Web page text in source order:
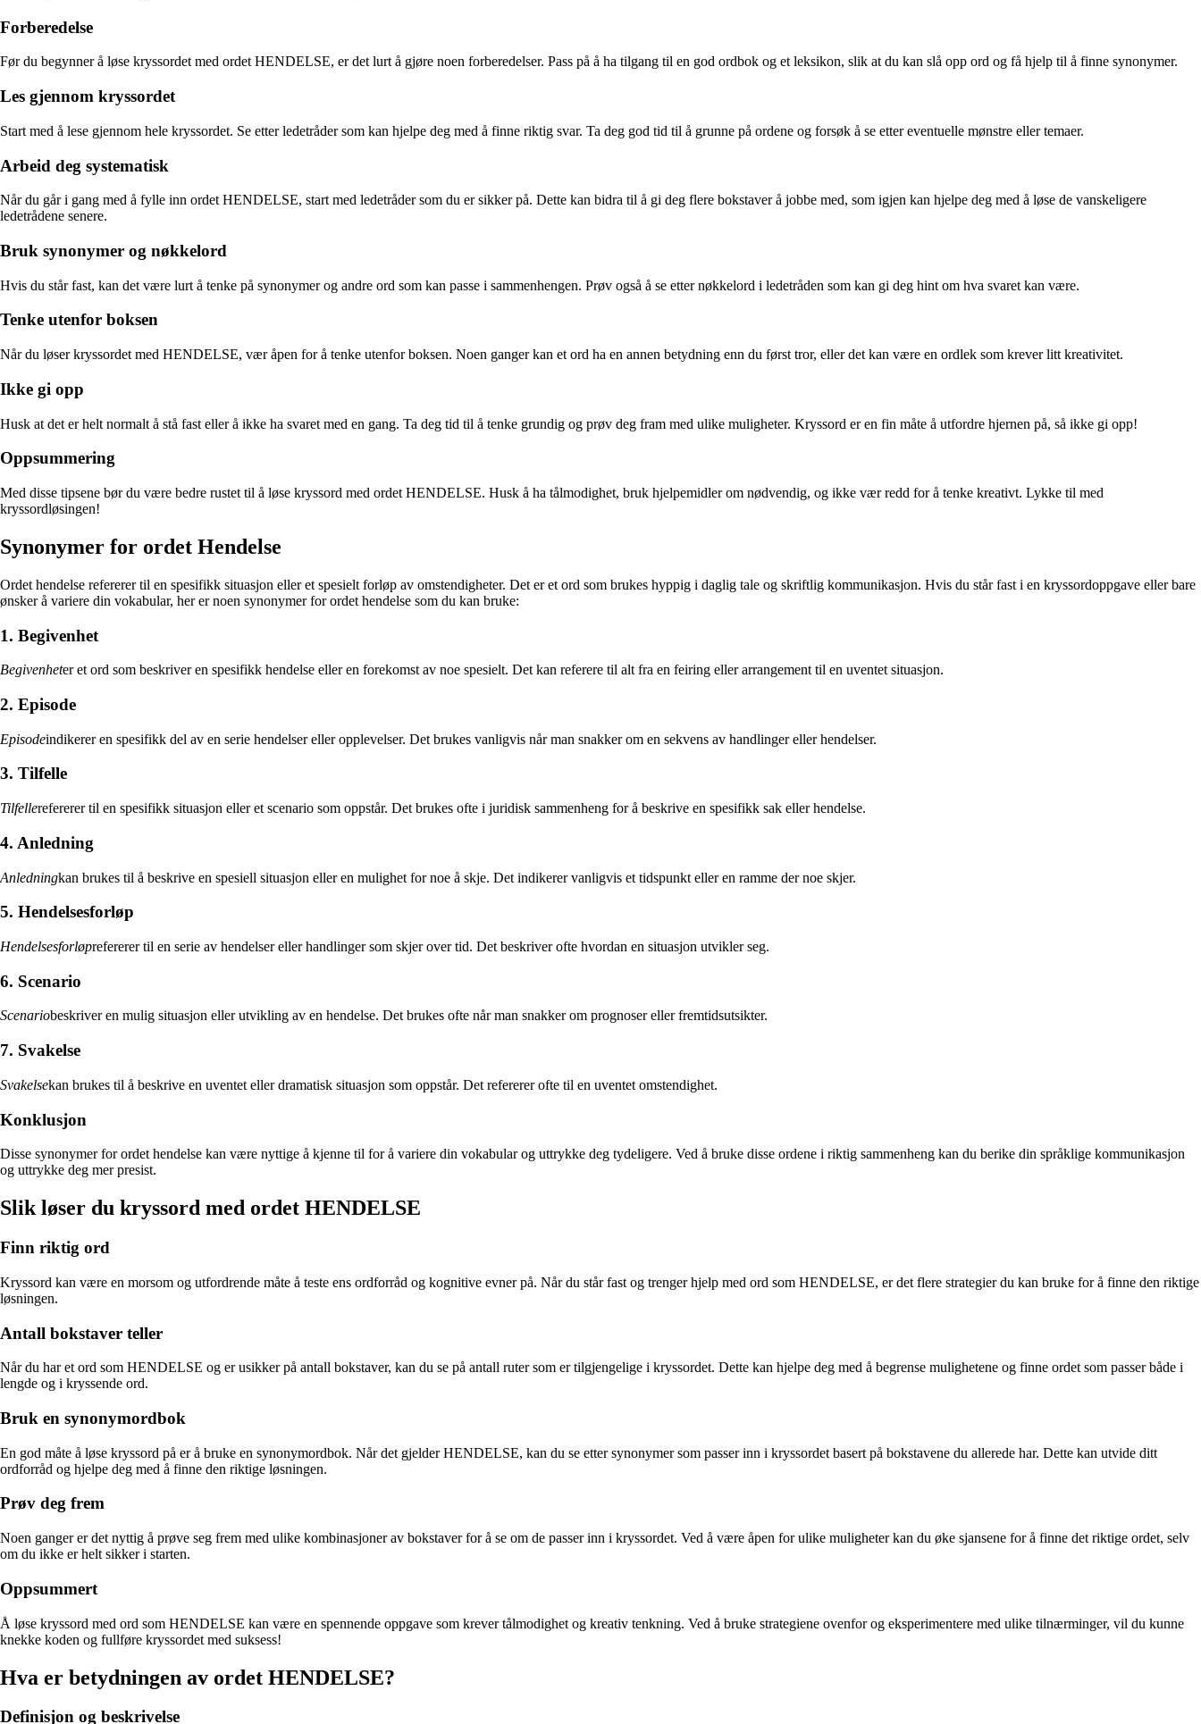
Forberedelse
Før du begynner å løse kryssordet med ordet HENDELSE, er det lurt å gjøre noen forberedelser. Pass på å ha tilgang til en god ordbok og et leksikon, slik at du kan slå opp ord og få hjelp til å finne synonymer.
Les gjennom kryssordet
Start med å lese gjennom hele kryssordet. Se etter ledetråder som kan hjelpe deg med å finne riktig svar. Ta deg god tid til å grunne på ordene og forsøk å se etter eventuelle mønstre eller temaer.
Arbeid deg systematisk
Når du går i gang med å fylle inn ordet HENDELSE, start med ledetråder som du er sikker på. Dette kan bidra til å gi deg flere bokstaver å jobbe med, som igjen kan hjelpe deg med å løse de vanskeligere
ledetrådene senere.
Bruk synonymer og nøkkelord
Hvis du står fast, kan det være lurt å tenke på synonymer og andre ord som kan passe i sammenhengen. Prøv også å se etter nøkkelord i ledetråden som kan gi deg hint om hva svaret kan være.
Tenke utenfor boksen
Når du løser kryssordet med HENDELSE, vær åpen for å tenke utenfor boksen. Noen ganger kan et ord ha en annen betydning enn du først tror, eller det kan være en ordlek som krever litt kreativitet.
Ikke gi opp
Husk at det er helt normalt å stå fast eller å ikke ha svaret med en gang. Ta deg tid til å tenke grundig og prøv deg fram med ulike muligheter. Kryssord er en fin måte å utfordre hjernen på, så ikke gi opp!
Oppsummering
Med disse tipsene bør du være bedre rustet til å løse kryssord med ordet HENDELSE. Husk å ha tålmodighet, bruk hjelpemidler om nødvendig, og ikke vær redd for å tenke kreativt. Lykke til med
kryssordløsingen!
Synonymer for ordet Hendelse
Ordet hendelse refererer til en spesifikk situasjon eller et spesielt forløp av omstendigheter. Det er et ord som brukes hyppig i daglig tale og skriftlig kommunikasjon. Hvis du står fast i en kryssordoppgave eller bare
ønsker å variere din vokabular, her er noen synonymer for ordet hendelse som du kan bruke:
1. Begivenhet
Begivenheter et ord som beskriver en spesifikk hendelse eller en forekomst av noe spesielt. Det kan referere til alt fra en feiring eller arrangement til en uventet situasjon.
2. Episode
Episodeindikerer en spesifikk del av en serie hendelser eller opplevelser. Det brukes vanligvis når man snakker om en sekvens av handlinger eller hendelser.
3. Tilfelle
Tilfellerefererer til en spesifikk situasjon eller et scenario som oppstår. Det brukes ofte i juridisk sammenheng for å beskrive en spesifikk sak eller hendelse.
4. Anledning
Anledningkan brukes til å beskrive en spesiell situasjon eller en mulighet for noe å skje. Det indikerer vanligvis et tidspunkt eller en ramme der noe skjer.
5. Hendelsesforløp
Hendelsesforløprefererer til en serie av hendelser eller handlinger som skjer over tid. Det beskriver ofte hvordan en situasjon utvikler seg.
6. Scenario
Scenariobeskriver en mulig situasjon eller utvikling av en hendelse. Det brukes ofte når man snakker om prognoser eller fremtidsutsikter.
7. Svakelse
Svakelsekan brukes til å beskrive en uventet eller dramatisk situasjon som oppstår. Det refererer ofte til en uventet omstendighet.
Konklusjon
Disse synonymer for ordet hendelse kan være nyttige å kjenne til for å variere din vokabular og uttrykke deg tydeligere. Ved å bruke disse ordene i riktig sammenheng kan du berike din språklige kommunikasjon
og uttrykke deg mer presist.
Slik løser du kryssord med ordet HENDELSE
Finn riktig ord
Kryssord kan være en morsom og utfordrende måte å teste ens ordforråd og kognitive evner på. Når du står fast og trenger hjelp med ord som HENDELSE, er det flere strategier du kan bruke for å finne den riktige
løsningen.
Antall bokstaver teller
Når du har et ord som HENDELSE og er usikker på antall bokstaver, kan du se på antall ruter som er tilgjengelige i kryssordet. Dette kan hjelpe deg med å begrense mulighetene og finne ordet som passer både i
lengde og i kryssende ord.
Bruk en synonymordbok
En god måte å løse kryssord på er å bruke en synonymordbok. Når det gjelder HENDELSE, kan du se etter synonymer som passer inn i kryssordet basert på bokstavene du allerede har. Dette kan utvide ditt
ordforråd og hjelpe deg med å finne den riktige løsningen.
Prøv deg frem
Noen ganger er det nyttig å prøve seg frem med ulike kombinasjoner av bokstaver for å se om de passer inn i kryssordet. Ved å være åpen for ulike muligheter kan du øke sjansene for å finne det riktige ordet, selv
om du ikke er helt sikker i starten.
Oppsummert
Å løse kryssord med ord som HENDELSE kan være en spennende oppgave som krever tålmodighet og kreativ tenkning. Ved å bruke strategiene ovenfor og eksperimentere med ulike tilnærminger, vil du kunne
knekke koden og fullføre kryssordet med suksess!
Hva er betydningen av ordet HENDELSE?
Definisjon og beskrivelse